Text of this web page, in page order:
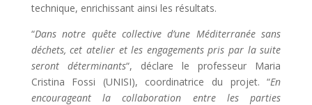
technique, enrichissant ainsi les résultats.
“Dans notre quête collective d’une Méditerranée sans
déchets, cet atelier et les engagements pris par la suite
seront déterminants“, déclare le professeur Maria
Cristina Fossi (UNISI), coordinatrice du projet. “En
encourageant la collaboration entre les parties